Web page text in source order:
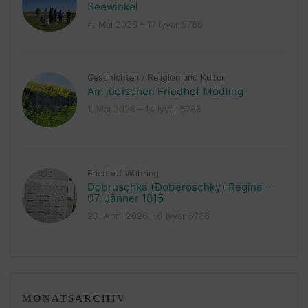
Seewinkel
Geschichten / Religion und Kultur
Am jüdischen Friedhof Mödling
Friedhof Währing
Dobruschka (Doberoschky) Regina –
07. Jänner 1815
MONATSARCHIV